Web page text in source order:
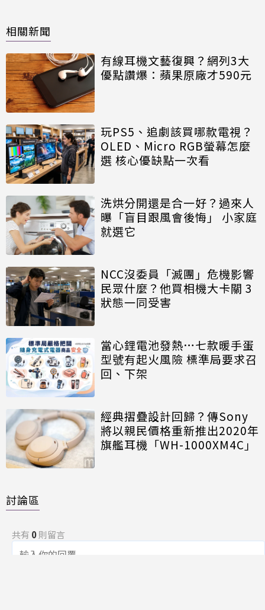
相關新聞
有線耳機文藝復興？網列3大
優點讚爆：蘋果原廠才590元
玩PS5、追劇該買哪款電視？
OLED、Micro RGB螢幕怎麼
選 核心優缺點一次看
洗烘分開還是合一好？過來人
曝「盲目跟風會後悔」 小家庭
就選它
NCC沒委員「滅團」危機影響
民眾什麼？他買相機大卡關 3
狀態一同受害
當心鋰電池發熱…七款暖手蛋
型號有起火風險 標準局要求召
回、下架
經典摺疊設計回歸？傳Sony
將以親民價格重新推出2020年
旗艦耳機「WH-1000XM4C」
討論區
共有 0則留言